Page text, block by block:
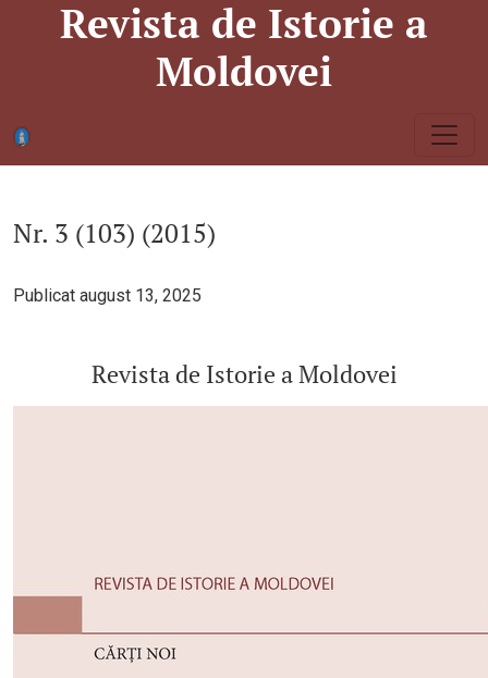
Nr. 3 (103) (2015): Revista de Istorie a Moldovei
Revista de Istorie a
Moldovei
Nr. 3 (103) (2015)
Publicat august 13, 2025
Revista de Istorie a Moldovei